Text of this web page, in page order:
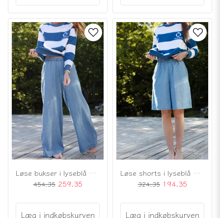
Løse bukser i lyseblå bomulds-chambray
454,35 259,35
Læg i indkøbskurven
Løse shorts i lyseblå bomulds-chambray
324,35 194,35
Læg i indkøbskurven